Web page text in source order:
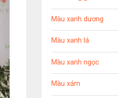
Màu xanh dương
Màu xanh lá
Màu xanh ngọc
Màu xám